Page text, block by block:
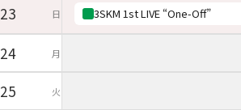
23 日 3SKM 1st LIVE “One-Off”
24 月
25 火